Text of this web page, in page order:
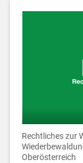
Rechtliches zur
Oberösterreich